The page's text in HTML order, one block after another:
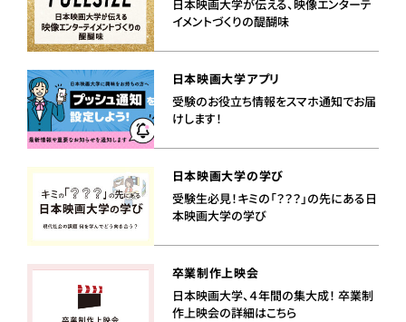
日本映画大学が伝える、映像エンターテ
イメントづくりの醍醐味
日本映画大学アプリ
受験のお役立ち情報をスマホ通知でお届
けします！
日本映画大学の学び
受験生必見！キミの「？？？」の先にある日
本映画大学の学び
卒業制作上映会
日本映画大学、４年間の集大成！ 卒業制
作上映会の詳細はこちら